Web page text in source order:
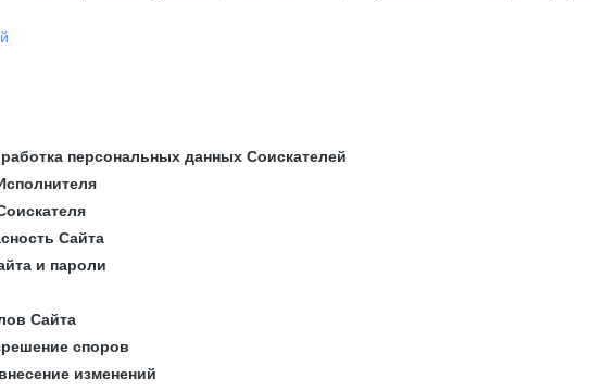
персональных данных Соискателей
Сайта
и пароли
Сайта
споров
изменений